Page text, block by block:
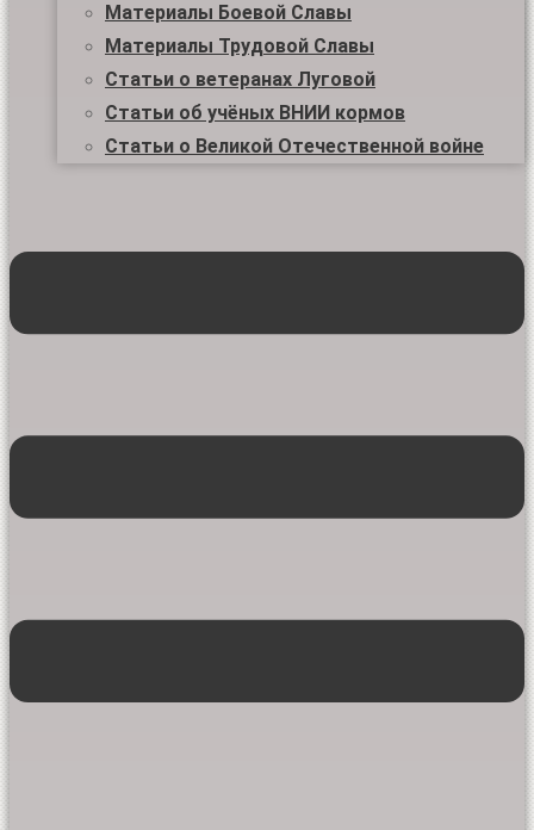
Материалы Боевой Славы
Материалы Трудовой Славы
Статьи о ветеранах Луговой
Статьи об учёных ВНИИ кормов
Статьи о Великой Отечественной войне